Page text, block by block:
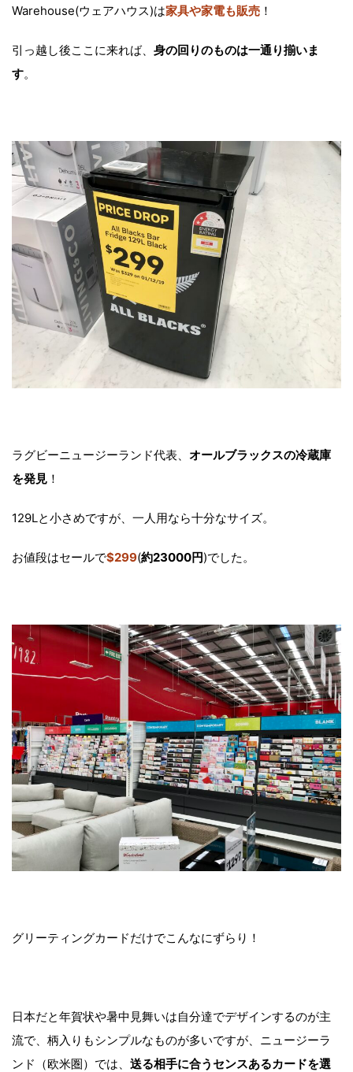
Warehouse(ウェアハウス)は家具や家電も販売 ！
引っ越し後ここに来れば、 身の回りのものは一通り揃いま
す。
ラグビーニュージーランド代表、 オールブラックスの冷蔵庫
を発見 ！
129Lと小さめですが、一人用なら十分なサイズ。
お値段はセールで$299(約23000円)でした。
グリーティングカードだけでこんなにずらり！
日本だと年賀状や暑中見舞いは自分達でデザインするのが主
流で、柄入りもシンプルなものが多いですが、ニュージーラ
ンド（欧米圏）では、 送る相手に合うセンスあるカードを選